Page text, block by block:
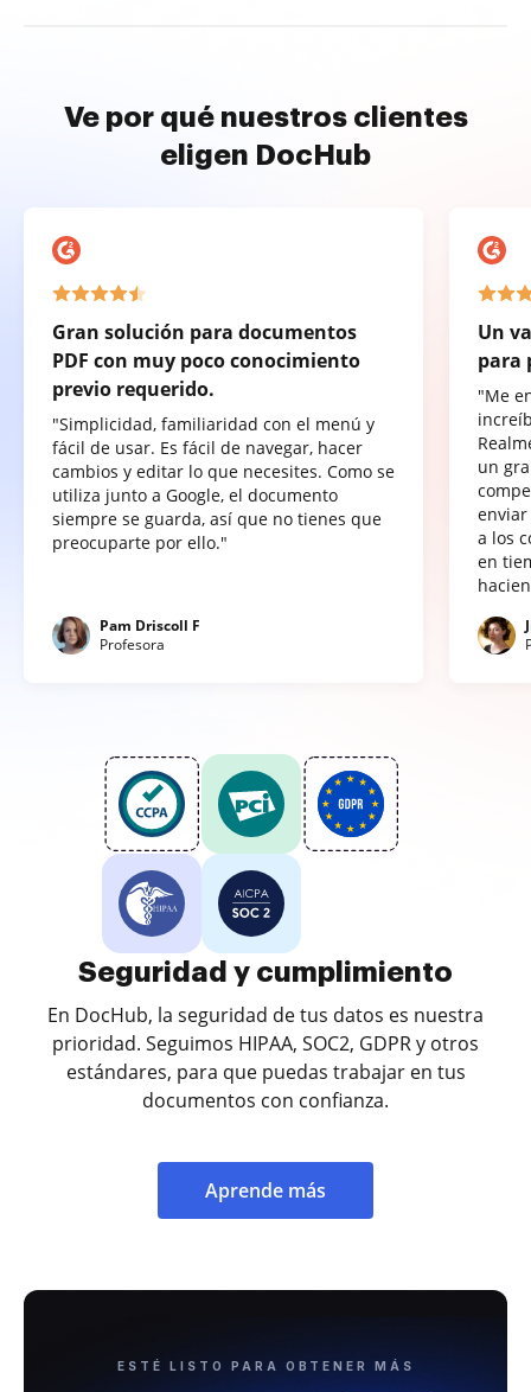
Ve por qué nuestros clientes
eligen DocHub
Gran solución para documentos
PDF con muy poco conocimiento
previo requerido.
"Simplicidad, familiaridad con el menú y
fácil de usar. Es fácil de navegar, hacer
cambios y editar lo que necesites. Como se
utiliza junto a Google, el documento
siempre se guarda, así que no tienes que
preocuparte por ello."
Pam Driscoll F
Profesora
Un
para
"Me
un
a los
en
Seguridad y cumplimiento
En DocHub, la seguridad de tus datos es nuestra
prioridad. Seguimos HIPAA, SOC2, GDPR y otros
estándares, para que puedas trabajar en tus
documentos con confianza.
Aprende más
ESTÉ LISTO PARA OBTENER MÁS